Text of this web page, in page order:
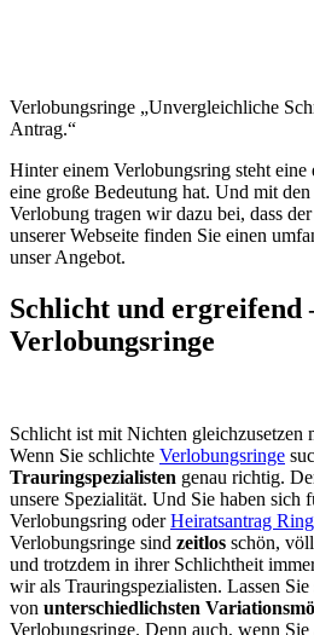
Verlobungsringe
Unvergleichliche
Antrag.
Hinter einem Verlobungsring steht eine
eine große Bedeutung hat. Und mit
Verlobung tragen wir dazu bei, dass
unserer Webseite finden Sie einen
unser Angebot.
Schlicht und ergreifend
Verlobungsringe
Schlicht ist mit Nichten gleichzusetzen
Wenn Sie schlichte Verlobungsringe
Trauringspezialisten genau richtig.
unsere Spezialität. Und Sie haben sich
Verlobungsring oderHeiratsantrag Ring
Verlobungsringe sind zeitlos schön,
und trotzdem in ihrer Schlichtheit
wir als Trauringspezialisten. Lassen
von unterschiedlichsten
Verlobungsringe. Denn auch, wenn